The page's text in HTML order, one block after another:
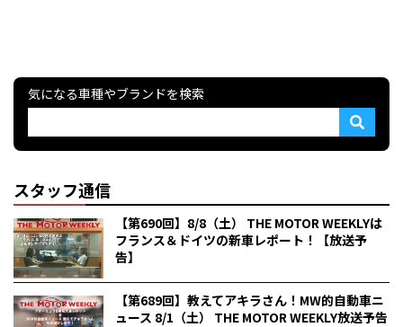
気になる車種やブランドを検索
スタッフ通信
【第690回】8/8（土） THE MOTOR WEEKLYは
フランス＆ドイツの新車レポート！【放送予
告】
【第689回】教えてアキラさん！MW的自動車ニ
ュース 8/1（土） THE MOTOR WEEKLY放送予告